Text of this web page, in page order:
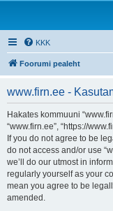
KKK
Foorumi pealeht
www.firn.ee -
Hakates kommuuni
“www.firn.ee”, “https://
If you do not agree to be
do not access and/or use
we’ll do our utmost in
regularly yourself as your
mean you agree to be
amended.